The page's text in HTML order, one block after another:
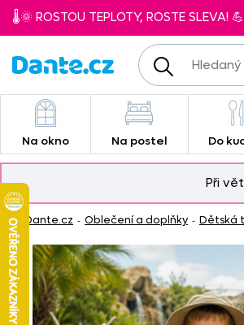
🌡️🌞 ROSTOU TEPLOTY, ROSTE SLEVA!
Na okno Na postel Do
Při
Dante.cz - Oblečení a doplňky - Dětská